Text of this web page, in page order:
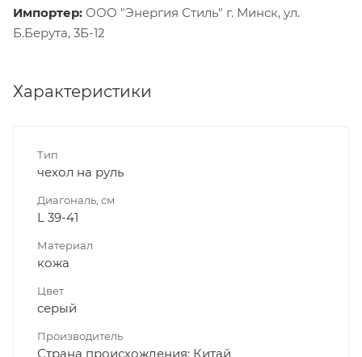
Импортер: ООО "Энергия Стиль" г. Минск, ул.
Б.Берута, 3Б-12
Характеристики
Тип
чехол на руль
Диагональ, см
L 39-41
Материал
кожа
Цвет
серый
Производитель
Страна происхождения: Китай